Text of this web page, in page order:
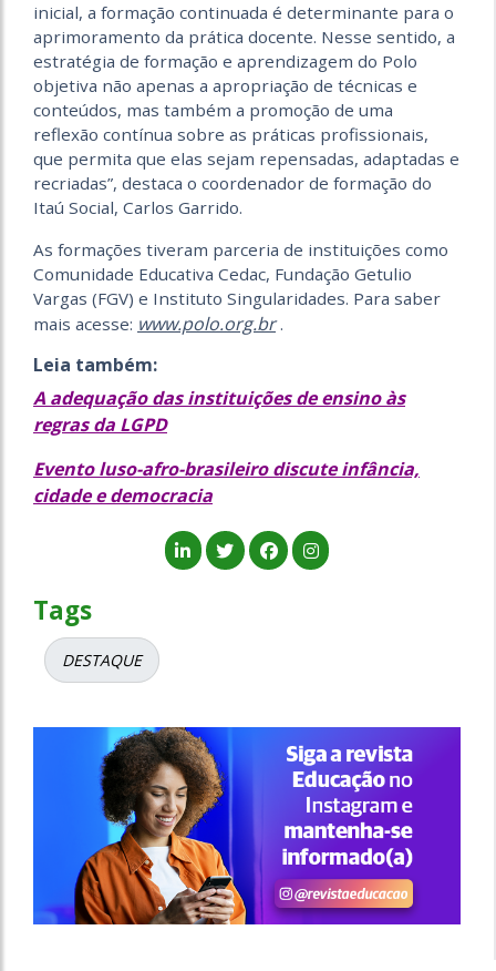
inicial, a formação continuada é determinante para o
aprimoramento da prática docente. Nesse sentido, a
estratégia de formação e aprendizagem do Polo
objetiva não apenas a apropriação de técnicas e
conteúdos, mas também a promoção de uma
reflexão contínua sobre as práticas profissionais,
que permita que elas sejam repensadas, adaptadas e
recriadas”, destaca o coordenador de formação do
Itaú Social, Carlos Garrido.
As formações tiveram parceria de instituições como
Comunidade Educativa Cedac, Fundação Getulio
Vargas (FGV) e Instituto Singularidades. Para saber
mais acesse: www.polo.org.br.
Leia também:
A adequação das instituições de ensino às
regras da LGPD
Evento luso-afro-brasileiro discute infância,
cidade e democracia
Tags
DESTAQUE